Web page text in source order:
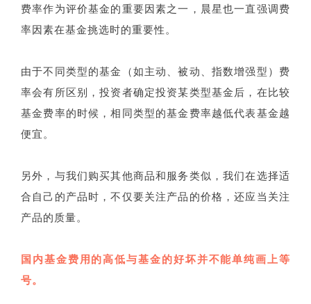
费率作为评价基金的重要因素之一，晨星也一直强调费
率因素在基金挑选时的重要性。
由于不同类型的基金（如主动、被动、指数增强型）费
率会有所区别，投资者确定投资某类型基金后，在比较
基金费率的时候，相同类型的基金费率越低代表基金越
便宜。
另外，与我们购买其他商品和服务类似，我们在选择适
合自己的产品时，不仅要关注产品的价格，还应当关注
产品的质量。
国内基金费用的高低与基金的好坏并不能单纯画上等
号。